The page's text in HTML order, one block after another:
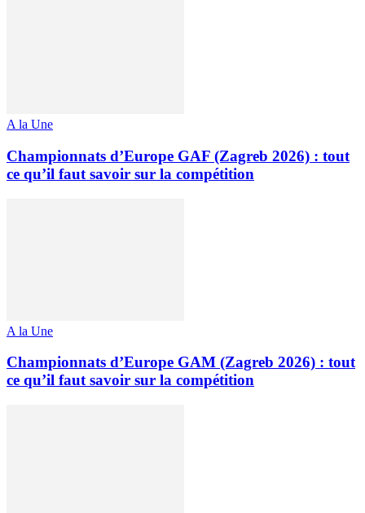
A la Une
Championnats d’Europe GAF (Zagreb 2026) : tout
ce qu’il faut savoir sur la compétition
A la Une
Championnats d’Europe GAM (Zagreb 2026) : tout
ce qu’il faut savoir sur la compétition